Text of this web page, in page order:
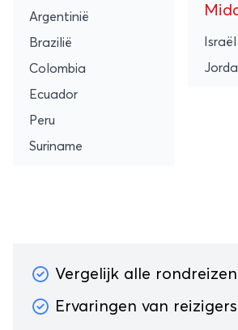
Argentinië
Brazilië
Colombia
Ecuador
Peru
Suriname
Israël
Vergelijk alle rondreizen
Ervaringen van reizigers